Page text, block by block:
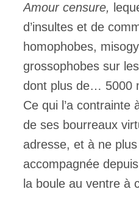
Amour censure,
d’insultes et de
homophobes,
grossophobes sur
dont plus de… 5000
Ce qui l’a contrainte
de ses bourreaux
adresse, et à ne
accompagnée
la boule au ventre à